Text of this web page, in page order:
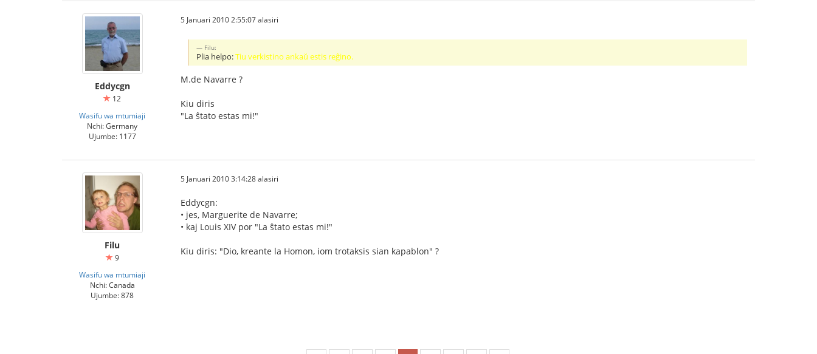
Eddycgn
12
Wasifu wa mtumiaji
Nchi: Germany
Ujumbe: 1177
5 Januari 2010 2:55:07 alasiri
Filu:
Plia helpo:Tiu verkistino ankaŭ estis reĝino.
M.de Navarre ?
Kiu diris
"La ŝtato estas mi!"
Filu
9
Wasifu wa mtumiaji
Nchi: Canada
Ujumbe: 878
5 Januari 2010 3:14:28 alasiri
Eddycgn:
• jes, Marguerite de Navarre;
• kaj Louis XIV por "La ŝtato estas mi!"
Kiu diris: "Dio, kreante la Homon, iom trotaksis sian kapablon" ?